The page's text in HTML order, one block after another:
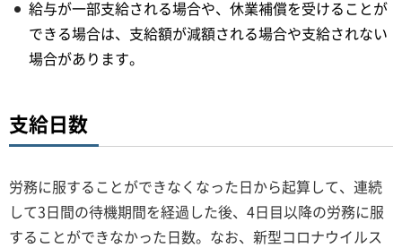
給与が一部支給される場合や、休業補償を受けることが
できる場合は、支給額が減額される場合や支給されない
場合があります。
支給日数
労務に服することができなくなった日から起算して、連続
して3日間の待機期間を経過した後、4日目以降の労務に服
することができなかった日数。なお、新型コロナウイルス